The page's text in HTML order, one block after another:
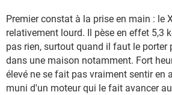
Premier constat à la prise en main : le
relativement lourd. Il pèse en effet 5,3
pas rien, surtout quand il faut le porter
dans une maison notamment. Fort
élevé ne se fait pas vraiment sentir en
muni d'un moteur qui le fait avancer